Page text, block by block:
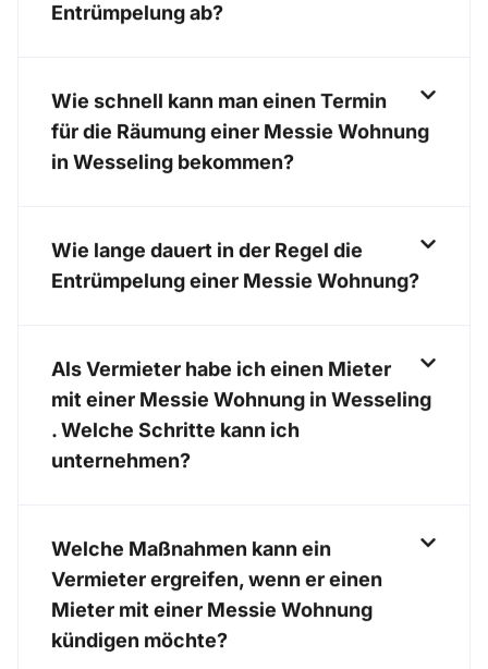
Entrümpelung ab?
Wie schnell kann man einen Termin
für die Räumung einer Messie Wohnung
in Wesseling bekommen?
Wie lange dauert in der Regel die
Entrümpelung einer Messie Wohnung?
Als Vermieter habe ich einen Mieter
mit einer Messie Wohnung in Wesseling
. Welche Schritte kann ich
unternehmen?
Welche Maßnahmen kann ein
Vermieter ergreifen, wenn er einen
Mieter mit einer Messie Wohnung
kündigen möchte?